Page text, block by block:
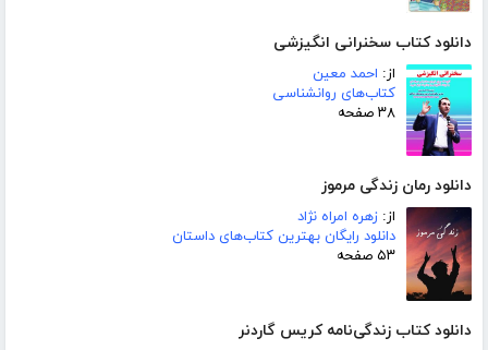
دانلود کتاب سخنرانی انگیزشی
از: احمد معین
کتاب‌های روانشناسی
۳۸ صفحه
دانلود رمان زندگی مرموز
از: زهره امراه نژاد
دانلود رایگان بهترین کتاب‌های داستان
۵۳ صفحه
دانلود کتاب زندگی‌نامه کریس گاردنر